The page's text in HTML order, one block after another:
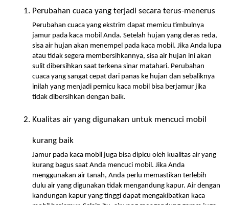
Perubahan cuaca yang terjadi secara terus-menerus
Perubahan cuaca yang ekstrim dapat memicu timbulnya
jamur pada kaca mobil Anda. Setelah hujan yang deras reda,
sisa air hujan akan menempel pada kaca mobil. Jika Anda lupa
atau tidak segera membersihkannya, sisa air hujan ini akan
sulit dibersihkan saat terkena sinar matahari. Perubahan
cuaca yang sangat cepat dari panas ke hujan dan sebaliknya
inilah yang menjadi pemicu kaca mobil bisa berjamur jika
tidak dibersihkan dengan baik.
Kualitas air yang digunakan untuk mencuci mobil
kurang baik
Jamur pada kaca mobil juga bisa dipicu oleh kualitas air yang
kurang bagus saat Anda mencuci mobil. Jika Anda
menggunakan air tanah, Anda perlu memastikan terlebih
dulu air yang digunakan tidak mengandung kapur. Air dengan
kandungan kapur yang tinggi dapat mengakibatkan kaca